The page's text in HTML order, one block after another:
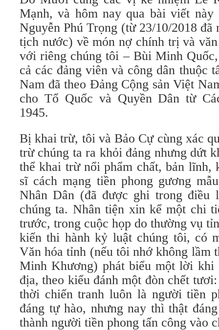
Mạnh, và hôm nay qua bài viết này
Nguyễn Phú Trọng (từ 23/10/2018 đã
tịch nước) về món nợ chính trị và
với riêng chúng tôi – Bùi Minh
cả các đảng viên và công dân thuộc
Nam đã theo Đảng Cộng sản Việt
cho Tổ Quốc và Quyền Dân từ
1945.
Bị khai trừ, tôi và Bảo Cự cùng xác
trừ chúng ta ra khỏi đảng nhưng dứt
thể khai trừ nổi phẩm chất, bản lĩnh,
sĩ cách mạng tiền phong gương
Nhân Dân (đã được ghi trong điều
chúng ta. Nhân tiện xin kể một chi
trước, trong cuộc họp do thường vụ
kiến thi hành kỷ luật chúng tôi, có
Văn hóa tỉnh (nếu tôi nhớ không lầm
Minh Khương) phát biểu một lời khi
địa, theo kiểu đánh một đòn chết
thời chiến tranh luôn là người tiền
đáng tự hào, nhưng nay thì thật
thành người tiền phong tấn công vào